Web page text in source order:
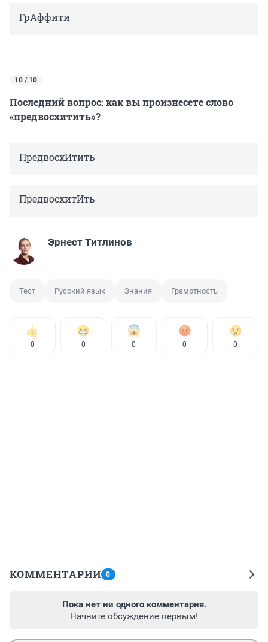
ГрАффити
10 / 10
Последний вопрос: как вы произнесете слово
«предвосхитить»?
ПредвосхИтить
ПредвосхитИть
Эрнест Титлинов
Тест Русский язык Знания Грамотность
0 0 0 0 0
КОММЕНТАРИИ 0
Пока нет ни одного комментария.
Начните обсуждение первым!